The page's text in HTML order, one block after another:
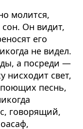
молится,
Он видит,
его
не видел.
а посреди —
нисходит свет,
песнь,
говорящий,